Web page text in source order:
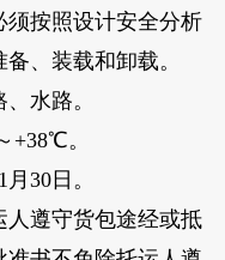
按照设计安全分析
、装载和卸载。
水路。
。
30日。
遵守货包途经或抵